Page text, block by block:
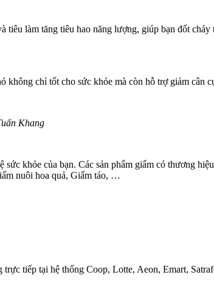
tiêu làm tăng tiêu hao năng lượng, giúp bạn đốt
chỉ tốt cho sức khỏe mà còn hỗ trợ giảm cân
khỏe của bạn. Các sản phẩm giấm có thương
nuôi hoa quả, Giấm táo, …
trực tiếp tại hệ thống Coop, Lotte, Aeon, Emart,